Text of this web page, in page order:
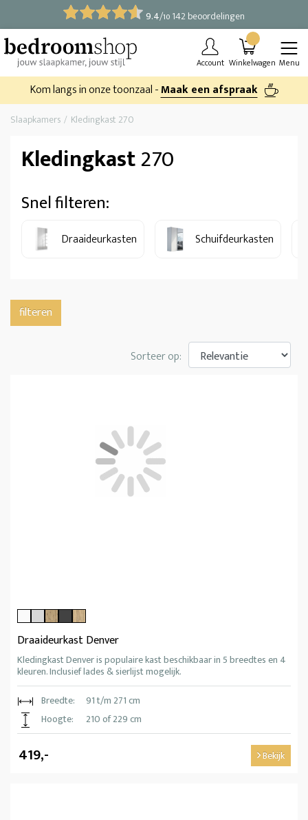
9.4/10 142 beoordelingen
Account Winkelwagen Menu
Kom langs in onze toonzaal -Maak een afspraak
Slaapkamers Kledingkast 270
Kledingkast270
Snel filteren:
Draaideurkasten Schuifdeurkasten
filteren
Sorteer op:
Draaideurkast Denver
Kledingkast Denver is populaire kast beschikbaar in 5 breedtes en 4
kleuren. Inclusief lades & sierlijst mogelijk.
Breedte:
91 t/m 271 cm
Hoogte:
210 of 229 cm
419,- Bekijk